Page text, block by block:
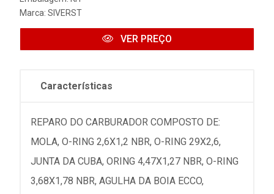
Marca: SIVERST
VER PREÇO
Características
REPARO DO CARBURADOR COMPOSTO DE:
MOLA, O-RING 2,6X1,2 NBR, O-RING 29X2,6,
JUNTA DA CUBA, ORING 4,47X1,27 NBR, O-RING
3,68X1,78 NBR, AGULHA DA BOIA ECCO,